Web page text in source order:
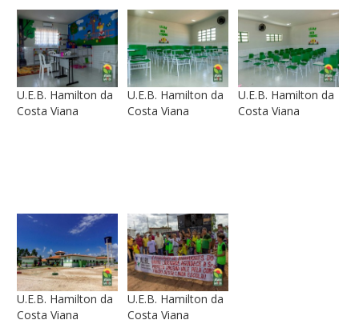
U.E.B. Hamilton da
Costa Viana
U.E.B. Hamilton da
Costa Viana
U.E.B. Hamilton da
Costa Viana
U.E.B. Hamilton da
Costa Viana
U.E.B. Hamilton da
Costa Viana